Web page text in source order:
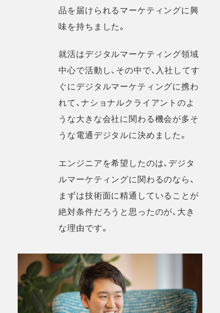
品を届けられるマーケティングに興
味を持ちました。
就活はデジタルマーケティング領域
中心で活動し、その中で、入社してす
ぐにデジタルマーケティングに携わ
れて、ナショナルクライアントのよ
うな大きな会社に関わる機会が多そ
うな電通デジタルに決めました。
エンジニアを希望したのは、デジタ
ルマーケティングに関わるのなら、
まずは技術面に精通していることが
絶対条件だろうと思ったのが、大き
な理由です。